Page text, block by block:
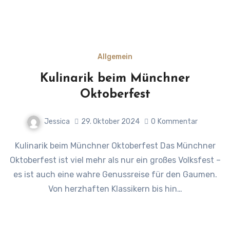
Allgemein
Kulinarik beim Münchner
Oktoberfest
Jessica 29. Oktober 2024 0 Kommentar
Kulinarik beim Münchner Oktoberfest Das Münchner
Oktoberfest ist viel mehr als nur ein großes Volksfest –
es ist auch eine wahre Genussreise für den Gaumen.
Von herzhaften Klassikern bis hin…